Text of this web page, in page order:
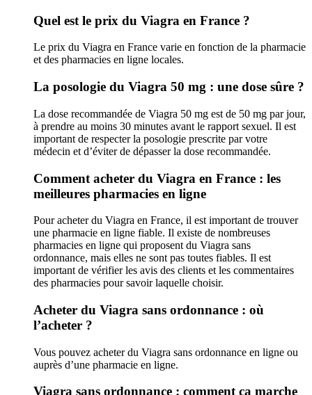
Quel est le prix du Viagra en France ?
Le prix du Viagra en France varie en fonction de la pharmacie
et des pharmacies en ligne locales.
La posologie du Viagra 50 mg : une dose sûre ?
La dose recommandée de Viagra 50 mg est de 50 mg par jour,
à prendre au moins 30 minutes avant le rapport sexuel. Il est
important de respecter la posologie prescrite par votre
médecin et d’éviter de dépasser la dose recommandée.
Comment acheter du Viagra en France : les
meilleures pharmacies en ligne
Pour acheter du Viagra en France, il est important de trouver
une pharmacie en ligne fiable. Il existe de nombreuses
pharmacies en ligne qui proposent du Viagra sans
ordonnance, mais elles ne sont pas toutes fiables. Il est
important de vérifier les avis des clients et les commentaires
des pharmacies pour savoir laquelle choisir.
Acheter du Viagra sans ordonnance : où
l’acheter ?
Vous pouvez acheter du Viagra sans ordonnance en ligne ou
auprès d’une pharmacie en ligne.
Viagra sans ordonnance : comment ça marche